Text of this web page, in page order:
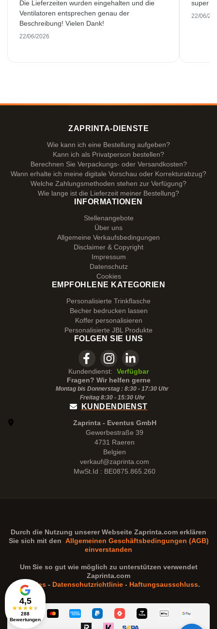
Die Lieferzeiten wurden eingehalten und die
Ventilatoren entsprechen genau der
Beschreibung! Vielen Dank!
22/06/2026
super
22/06/
4,5
★★★★★
288
Bewertungen
ZAPRINTA-DIENSTE
Wie kann ich eine Bestellung aufgeben?
Kann ich als Privatperson bestellen?
Berechnen Sie Verpackungs- oder Versandkosten?
Wann erhalte ich meine digitale Vorschau oder Korrekturabzug?
Welche Zahlungsmethoden stehen zur Verfügung?
Wie lange ist die Lieferzeit meiner Bestellung?
INFORMATIONEN
Stellenangebote
Über uns
Allgemeine Verkaufsbedingungen
Disclaimer & Copyright
Impressum
Datenschutz
Cookies
EMPFOHLENE KATEGORIEN
Personalisierte Trinkflasche
Becher bedrucken lassen
Koffer personalisieren
Personalisierte JBL Produkte
FOLGEN SIE UNS
Kundendienst:
Verfügbar
Fragen? Wir helfen gerne
Montag bis Donnerstag : 8:30 - 17:30 Uhr
Freitag 8:30 - 15:30Uhr
KUNDENDIENST
Zaprinta - Eventus GmbH
Gewerbestraße 39
4731 Raeren
Belgien
verkauf@zaprinta.com
MwSt.Id : BE0875.865.260
Durch die Nutzung unserer Webseite Zaprinta.com erklären
Sie sich mit den Allgemeinen Geschäftsbedingungen (AGB)
einverstanden
Um Sie so gut wie möglich zu unterstützen verwendet
Zaprinta.com
Cookies - Datenschutzrichtlinie - Haftungsausschluss.